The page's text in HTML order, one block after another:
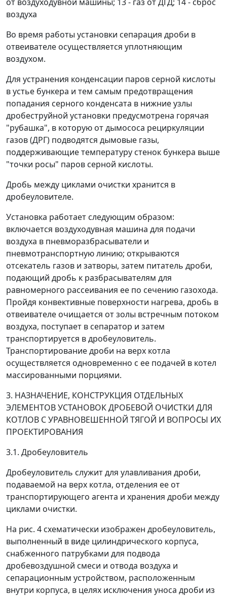
воздуха
Во время работы установки сепарация дроби в
отвеивателе осуществляется уплотняющим
воздухом.
Для устранения конденсации паров серной кислоты
в устье бункера и тем самым предотвращения
попадания серного конденсата в нижние узлы
дробеструйной установки предусмотрена горячая
"рубашка", в которую от дымососа рециркуляции
газов (ДРГ) подводятся дымовые газы,
поддерживающие температуру стенок бункера выше
"точки росы" паров серной кислоты.
Дробь между циклами очистки хранится в
дробеуловителе.
Установка работает следующим образом:
включается воздуходувная машина для подачи
воздуха в пневморазбрасыватели и
пневмотранспортную линию; открываются
отсекатель газов и затворы, затем питатель дроби,
подающий дробь к разбрасывателям для
равномерного рассеивания ее по сечению газохода.
Пройдя конвективные поверхности нагрева, дробь в
отвеивателе очищается от золы встречным потоком
воздуха, поступает в сепаратор и затем
транспортируется в дробеуловитель.
Транспортирование дроби на верх котла
осуществляется одновременно с ее подачей в котел
массированными порциями.
3. НАЗНАЧЕНИЕ, КОНСТРУКЦИЯ ОТДЕЛЬНЫХ
ЭЛЕМЕНТОВ УСТАНОВОК ДРОБЕВОЙ ОЧИСТКИ ДЛЯ
КОТЛОВ С УРАВНОВЕШЕННОЙ ТЯГОЙ И ВОПРОСЫ ИХ
ПРОЕКТИРОВАНИЯ
3.1. Дробеуловитель
Дробеуловитель служит для улавливания дроби,
подаваемой на верх котла, отделения ее от
транспортирующего агента и хранения дроби между
циклами очистки.
На рис. 4 схематически изображен дробеуловитель,
выполненный в виде цилиндрического корпуса,
снабженного патрубками для подвода
дробевоздушной смеси и отвода воздуха и
сепарационным устройством, расположенным
внутри корпуса, в целях исключения уноса дроби из